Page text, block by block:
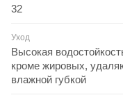
32
Уход
Высокая
кроме жировых,
влажной губкой